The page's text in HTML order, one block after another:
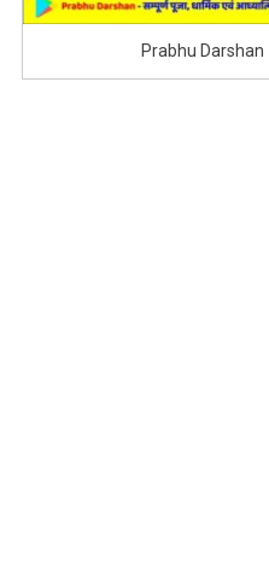
Prabhu Darshan